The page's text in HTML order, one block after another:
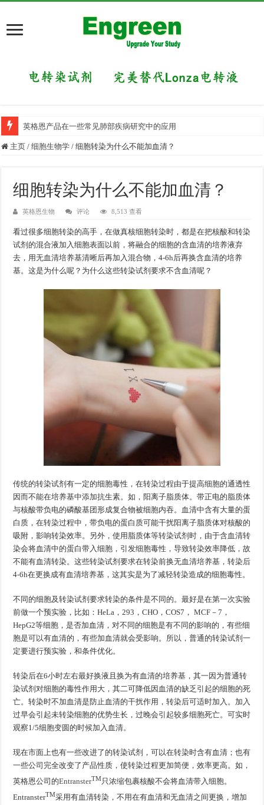
英格恩产品在一些常见肺部疾病研究中的应用
主页 / 细胞生物学 / 细胞转染为什么不能加血清？
细胞转染为什么不能加血清？
英格恩生物 评论 8,513 查看
看过很多细胞转染的高手，在做真核细胞转染时，都是在把核酸和转染
试剂的混合液加入细胞表面以前，将融合的细胞的含血清的培养液弃
去，用无血清培养基清晰后再加入混合物，4-6h后再换含血清的培养
基。这是为什么呢？为什么这些转染试剂要求不含血清呢？
传统的转染试剂有一定的细胞毒性，在转染过程由于提高细胞的通透性
因而不能在培养基中添加抗生素。如，阳离子脂质体。带正电的脂质体
与核酸带负电的磷酸基团形成复合物被细胞内吞。血清中含有大量的蛋
白质，在转染过程中，带负电的蛋白质可能干扰阳离子脂质体对核酸的
吸附，影响转染效率。另外，使用脂质体等转染试剂时，由于含血清转
染会将血清中的蛋白带入细胞，引发细胞毒性，导致转染效率降低，故
不能有血清转染。这些转染试剂要求在转染前换无血清培养基，转染后
4-6h在更换成有血清培养基，这其实是为了减轻转染造成的细胞毒性。
不同的细胞及转染试剂要求转染的条件是不同的。最好是在第一次实验
前做一个预实验，比如：HeLa，293，CHO，COS7， MCF－7，
HepG2等细胞，是否加血清，对不同的细胞是有不同的影响的，有些细
胞是可以有血清的，有些加血清就会受影响。所以，普通的转染试剂一
定要进行预实验，和条件优化。
转染后在6小时左右最好换液且换为有血清的培养基，其一因为普通转
染试剂对细胞的毒性作用大，其二可降低因血清的缺乏引起的细胞的死
亡。转染时不加血清是防止血清的干扰作用，转染后可适时加入。加入
过早会引起未转染细胞的优势生长，过晚会引起较多细胞死亡。可实时
观察1/5细胞变圆的时候加入血清。
现在市面上也有一些改进了的转染试剂，可以在转染时含有血清；也有
一些公司完全改变了产品性质，使转染过程更加简便，效率更高。如，
英格恩公司的EntransterTM只浓缩包裹核酸不会将血清带入细胞。
EntransterTM采用有血清转染，不用在有血清和无血清之间更换，增加